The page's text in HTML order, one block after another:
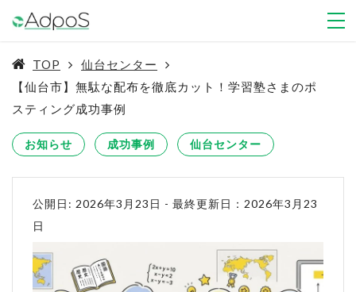
TOP
仙台センター
【仙台市】無駄な配布を徹底カット！学習塾さまのポ
スティング成功事例
お知らせ 成功事例 仙台センター
公開日: 2026年3月23日 - 最終更新日：2026年3月23
日